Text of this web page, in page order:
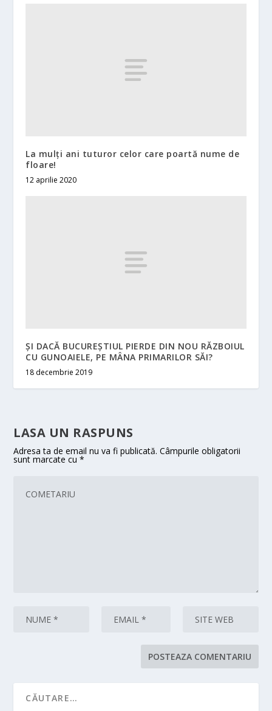
La mulți ani tuturor celor care poartă nume de
floare!
12 aprilie 2020
ȘI DACĂ BUCUREȘTIUL PIERDE DIN NOU RĂZBOIUL
CU GUNOAIELE, PE MÂNA PRIMARILOR SĂI?
18 decembrie 2019
LASA UN RASPUNS
Adresa ta de email nu va fi publicată. Câmpurile obligatorii
sunt marcate cu*